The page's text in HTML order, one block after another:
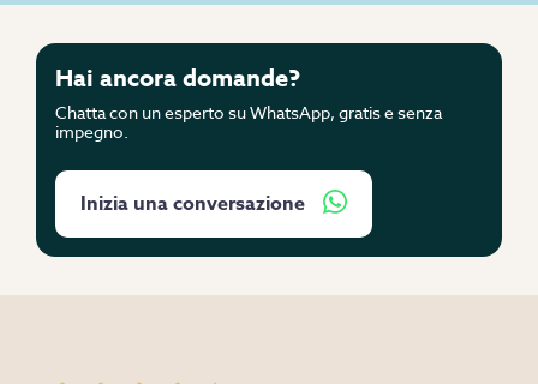
Hai ancora domande?
Chatta con un esperto su WhatsApp, gratis e senza
impegno.
Inizia una conversazione